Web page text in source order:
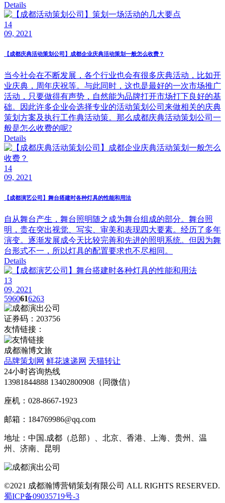
Details
14
09, 2021
【成都庆典活动策划公司】成都企业庆典活动策划一般怎么收费？
当今社会在不断发展，各个行业也会有很多庆典活动，比如开
业庆典，周年庆祝等。与此同时，这也是最好的一次市场推广
活动，只要做得有声势，自然能为品牌打开市场打下良好的基
础。因此许多企业会选择专业的活动策划公司来做相关的庆典
策划方案及执行工作典活动策。那么成都庆典活动策划公司一
般是怎么收费的呢?
Details
14
09, 2021
【成都演艺公司】舞台搭建时各种灯具的性能和用法
自从舞台产生，舞台照明随之成为舞台组成的部分。舞台照
明，贵在突出视觉、写实、审美和表现四大要素。经历了多年
演变。逐渐发展成今天比较完善和先进的照明系统。但因为舞
台形式不一，所以灯具的配置要求也不尽相同。
Details
13
09, 2021
5960616263
证券码：203756
友情链接：
成都瀚博文旅
品牌策划网 鲜花速递网 天猫转让
24小时咨询热线
13981844888 13402800908（同微信）
座机：028-8667-1923
邮箱：184769986@qq.com
地址：中国.成都（总部）、北京、香港、上海、贵州、温
州、济南、昆明
©2021 成都瀚博营销策划有限公司 ALL RIGHTS RESERVED.
蜀ICP备09035719号-3